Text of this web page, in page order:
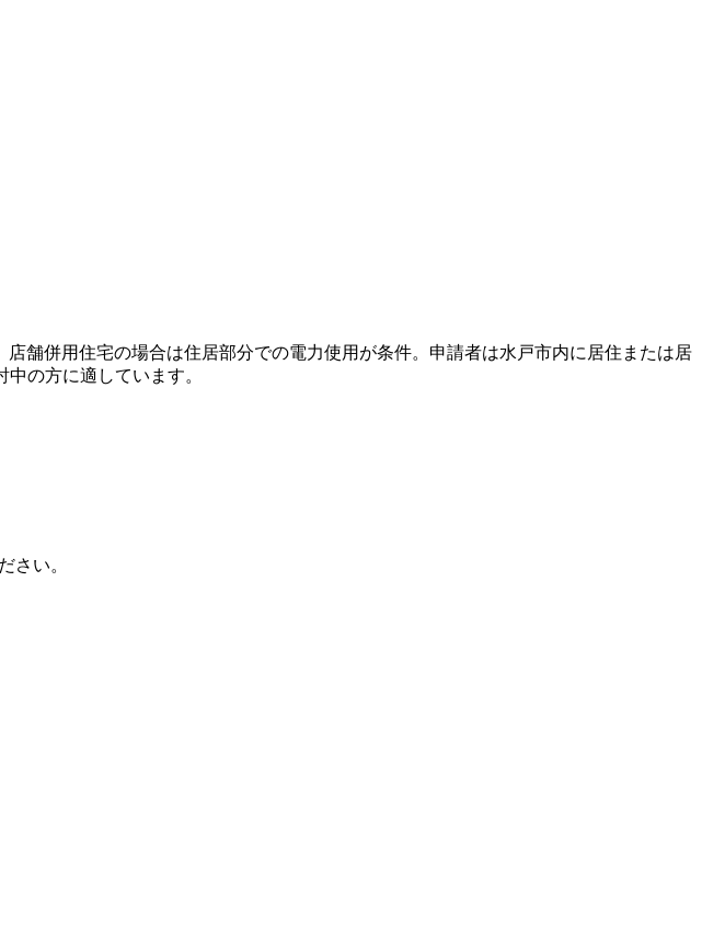
舗併用住宅の場合は住居部分での電力使用が条件。申請者は水戸市内に居住または居
の方に適しています。
さい。